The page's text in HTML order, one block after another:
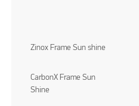
Zinox Frame Sun shine
CarbonX Frame Sun
Shine